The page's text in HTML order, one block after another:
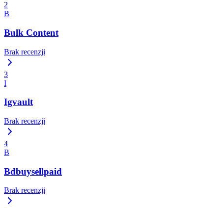
2
B
Bulk Content
Brak recenzji
3
I
Igvault
Brak recenzji
4
B
Bdbuysellpaid
Brak recenzji